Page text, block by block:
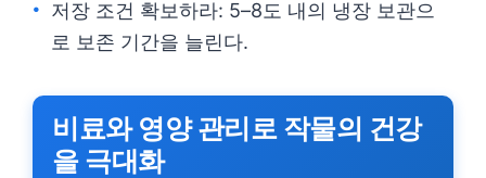
저장 조건 확보하라: 5–8도 내의 냉장 보관으
로 보존 기간을 늘린다.
비료와 영양 관리로 작물의 건강
을 극대화